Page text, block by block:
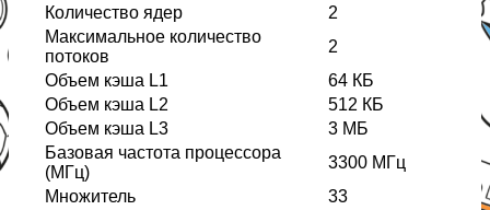
Количество ядер
2
Максимальное количество
потоков
2
Объем кэша L1
64 КБ
Объем кэша L2
512 КБ
Объем кэша L3
3 МБ
Базовая частота процессора
(МГц)
3300 МГц
Множитель
33